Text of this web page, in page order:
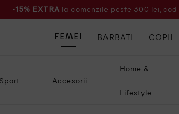
-15% EXTRA la comenzile peste 300 lei, cod
Accesorii
Home &
Lifestyle
FEMEI BARBATI COPII